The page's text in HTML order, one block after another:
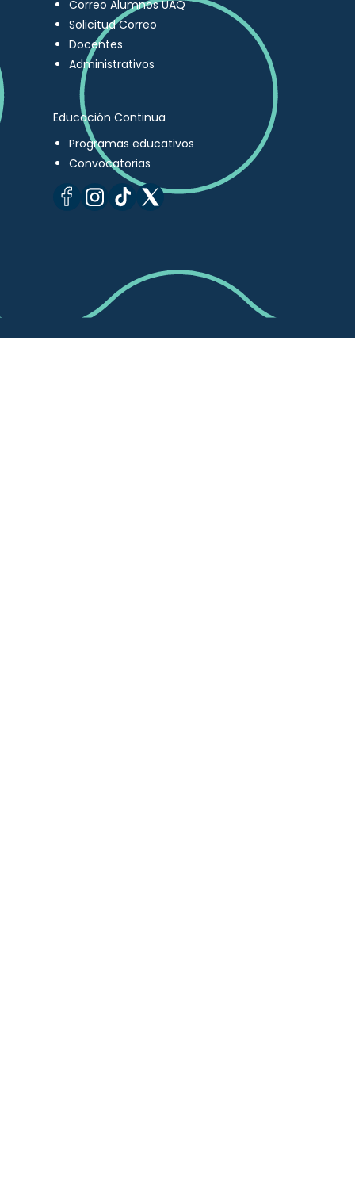
Correo Alumnos UAQ
Solicitud Correo
Docentes
Administrativos
Educación Continua
Programas educativos
Convocatorias